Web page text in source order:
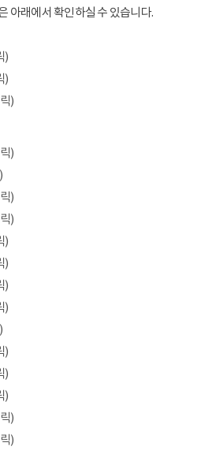
아래에서 확인하실 수 있습니다.
)
)
)
)
)
)
)
)
)
)
)
)
)
)
)